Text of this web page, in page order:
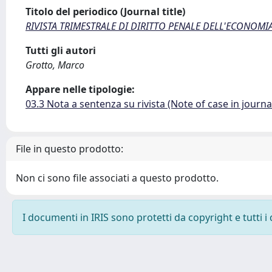
Titolo del periodico (Journal title)
RIVISTA TRIMESTRALE DI DIRITTO PENALE
Tutti gli autori
Grotto, Marco
Appare nelle tipologie:
03.3 Nota a sentenza su rivista (Note of case in
File in questo prodotto:
Non ci sono file associati a questo prodotto.
I documenti in IRIS sono protetti da copyright e tutti